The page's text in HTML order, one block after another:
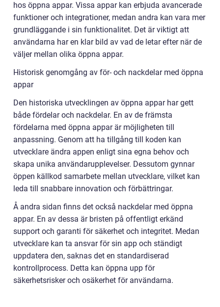
hos öppna appar. Vissa appar kan erbjuda avancerade
funktioner och integrationer, medan andra kan vara mer
grundläggande i sin funktionalitet. Det är viktigt att
användarna har en klar bild av vad de letar efter när de
väljer mellan olika öppna appar.
Historisk genomgång av för- och nackdelar med öppna
appar
Den historiska utvecklingen av öppna appar har gett
både fördelar och nackdelar. En av de främsta
fördelarna med öppna appar är möjligheten till
anpassning. Genom att ha tillgång till koden kan
utvecklare ändra appen enligt sina egna behov och
skapa unika användarupplevelser. Dessutom gynnar
öppen källkod samarbete mellan utvecklare, vilket kan
leda till snabbare innovation och förbättringar.
Å andra sidan finns det också nackdelar med öppna
appar. En av dessa är bristen på offentligt erkänd
support och garanti för säkerhet och integritet. Medan
utvecklare kan ta ansvar för sin app och ständigt
uppdatera den, saknas det en standardiserad
kontrollprocess. Detta kan öppna upp för
säkerhetsrisker och osäkerhet för användarna.